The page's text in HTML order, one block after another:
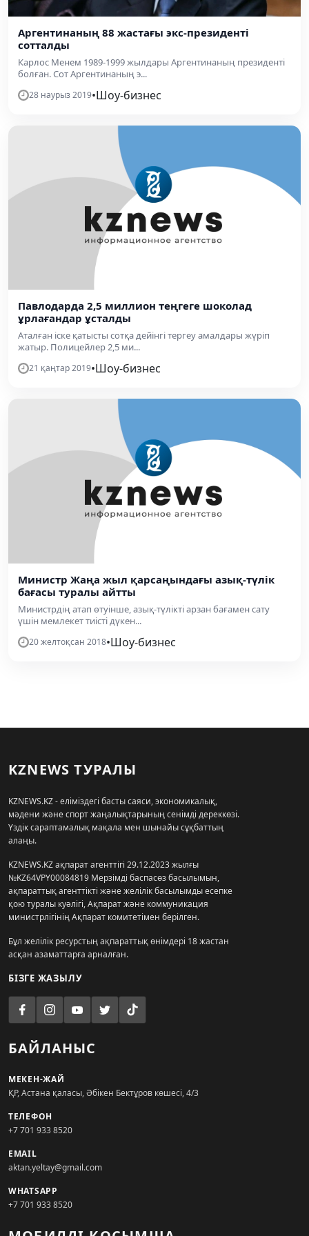
Аргентинаның 88 жастағы экс-президенті
сотталды
Карлос Менем 1989-1999 жылдары Аргентинаның президенті
болған. Сот Аргентинаның э...
28 наурыз 2019•Шоу-бизнес
Павлодарда 2,5 миллион теңгеге шоколад
ұрлағандар ұсталды
Аталған іске қатысты сотқа дейінгі тергеу амалдары жүріп
жатыр. Полицейлер 2,5 ми...
21 қаңтар 2019•Шоу-бизнес
Министр Жаңа жыл қарсаңындағы азық-түлік
бағасы туралы айтты
Министрдің атап өтуінше, азық-түлікті арзан бағамен сату
үшін мемлекет тиісті дүкен...
20 желтоқсан 2018•Шоу-бизнес
KZNEWS ТУРАЛЫ
KZNEWS.KZ - еліміздегі басты саяси, экономикалық,
мәдени және спорт жаңалықтарының сенімді дереккөзі.
Үздік сараптамалық мақала мен шынайы сұқбаттың
алаңы.
KZNEWS.KZ ақпарат агенттігі 29.12.2023 жылғы
№KZ64VPY00084819 Мерзімді баспасөз басылымын,
ақпараттық агенттікті және желілік басылымды есепке
қою туралы куәлігі, Ақпарат және коммуникация
министрлігінің Ақпарат комитетімен берілген.
Бұл желілік ресурстың ақпараттық өнімдері 18 жастан
асқан азаматтарға арналған.
БІЗГЕ ЖАЗЫЛУ
БАЙЛАНЫС
МЕКЕН-ЖАЙ
ҚР, Астана қаласы, Әбікен Бектұров көшесі, 4/3
ТЕЛЕФОН
+7 701 933 8520
EMAIL
aktan.yeltay@gmail.com
WHATSAPP
+7 701 933 8520